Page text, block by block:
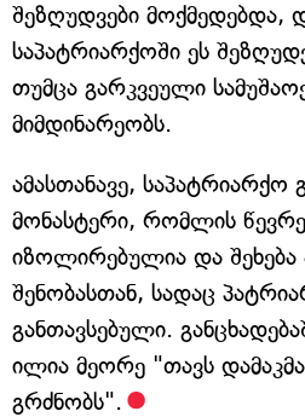
შეზღუდვები მოქმედებდა,
საპატრიარქოში ეს
თუმცა გარკვეული
მიმდინარეობს.
ამასთანავე, საპატრიარქო
მონასტერი, რომლის
იზოლირებულია და შეხება
შენობასთან, სადაც
განთავსებული.
ილია მეორე "თავს
გრძნობს".